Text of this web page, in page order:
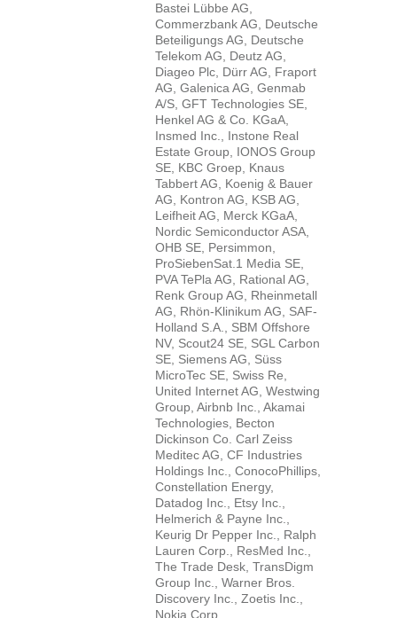
Bastei Lübbe AG,
Commerzbank AG, Deutsche
Beteiligungs AG, Deutsche
Telekom AG, Deutz AG,
Diageo Plc, Dürr AG, Fraport
AG, Galenica AG, Genmab
A/S, GFT Technologies SE,
Henkel AG & Co. KGaA,
Insmed Inc., Instone Real
Estate Group, IONOS Group
SE, KBC Groep, Knaus
Tabbert AG, Koenig & Bauer
AG, Kontron AG, KSB AG,
Leifheit AG, Merck KGaA,
Nordic Semiconductor ASA,
OHB SE, Persimmon,
ProSiebenSat.1 Media SE,
PVA TePla AG, Rational AG,
Renk Group AG, Rheinmetall
AG, Rhön-Klinikum AG, SAF-
Holland S.A., SBM Offshore
NV, Scout24 SE, SGL Carbon
SE, Siemens AG, Süss
MicroTec SE, Swiss Re,
United Internet AG, Westwing
Group, Airbnb Inc., Akamai
Technologies, Becton
Dickinson Co. Carl Zeiss
Meditec AG, CF Industries
Holdings Inc., ConocoPhillips,
Constellation Energy,
Datadog Inc., Etsy Inc.,
Helmerich & Payne Inc.,
Keurig Dr Pepper Inc., Ralph
Lauren Corp., ResMed Inc.,
The Trade Desk, TransDigm
Group Inc., Warner Bros.
Discovery Inc., Zoetis Inc.,
Nokia Corp.